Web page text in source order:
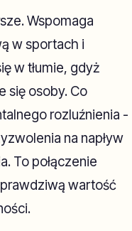
Wspomaga
w sportach i
w tłumie, gdyż
się osoby. Co
rozluźnienia -
na napływ
To połączenie
wartość